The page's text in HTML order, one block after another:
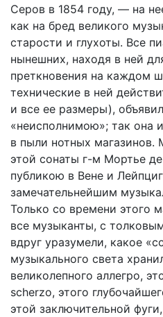
Серов в 1854 году, — на
как на бред великого
старости и глухоты. Все
нынешних, находя в ней
преткновения на каждом
технические в ней
и все ее размеры),
«неисполнимою»; так она
в пыли нотных магазинов.
этой сонаты г-м Мортье
публикою в Вене и
замечательнейшим
Только со времени этого
все музыканты, с
вдруг уразумели, какое
музыкального света
великолепного аллегро,
scherzo, этого
этой заключительной